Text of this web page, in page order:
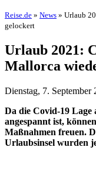
Reise.de » News » Urlaub
gelockert
Urlaub 2021:
Mallorca
Dienstag, 7. September
Da die Covid-19 Lage
angespannt ist,
Maßnahmen freuen.
Urlaubsinsel wurden